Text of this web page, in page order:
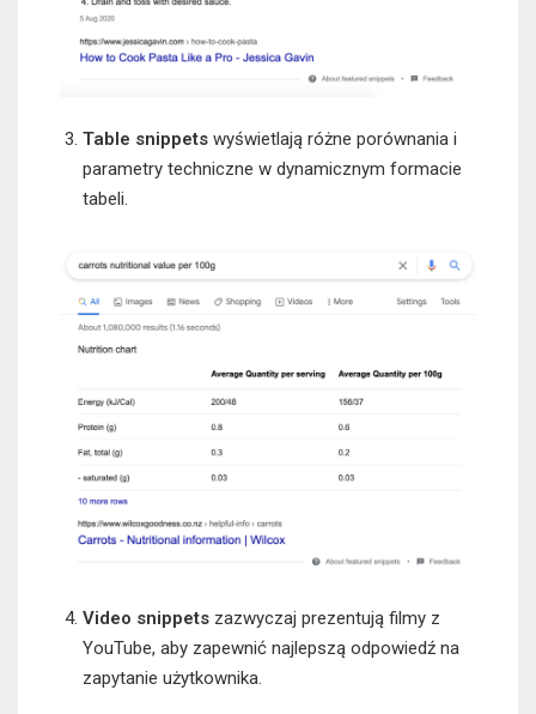
Table snippets wyświetlają różne porównania i
parametry techniczne w dynamicznym formacie
tabeli.
Video snippetszazwyczaj prezentują filmy z
YouTube, aby zapewnić najlepszą odpowiedź na
zapytanie użytkownika.